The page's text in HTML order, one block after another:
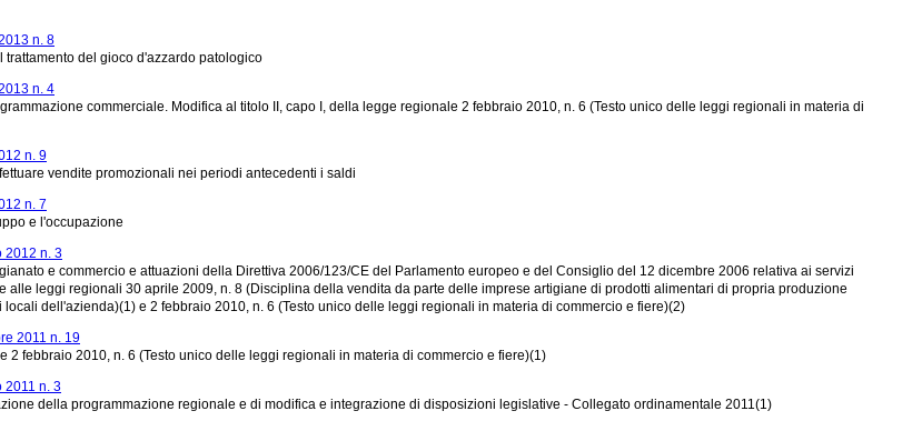
n. 8
trattamento del gioco d'azzardo patologico
n. 4
commerciale. Modifica al titolo II, capo I, della legge regionale 2 febbraio 2010, n. 6 (Testo unico delle leggi regionali in materia di
n. 9
vendite promozionali nei periodi antecedenti i saldi
n. 7
e l'occupazione
2012 n. 3
e commercio e attuazioni della Direttiva 2006/123/CE del Parlamento europeo e del Consiglio del 12 dicembre 2006 relativa ai servizi
alle leggi regionali 30 aprile 2009, n. 8 (Disciplina della vendita da parte delle imprese artigiane di prodotti alimentari di propria produzione
dell'azienda)(1) e 2 febbraio 2010, n. 6 (Testo unico delle leggi regionali in materia di commercio e fiere)(2)
2011 n. 19
2 febbraio 2010, n. 6 (Testo unico delle leggi regionali in materia di commercio e fiere)(1)
2011 n. 3
della programmazione regionale e di modifica e integrazione di disposizioni legislative - Collegato ordinamentale 2011(1)